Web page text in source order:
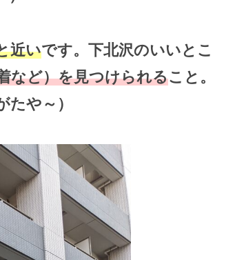
近いです。下北沢のいいとこ
など）を見つけられること。
や～）